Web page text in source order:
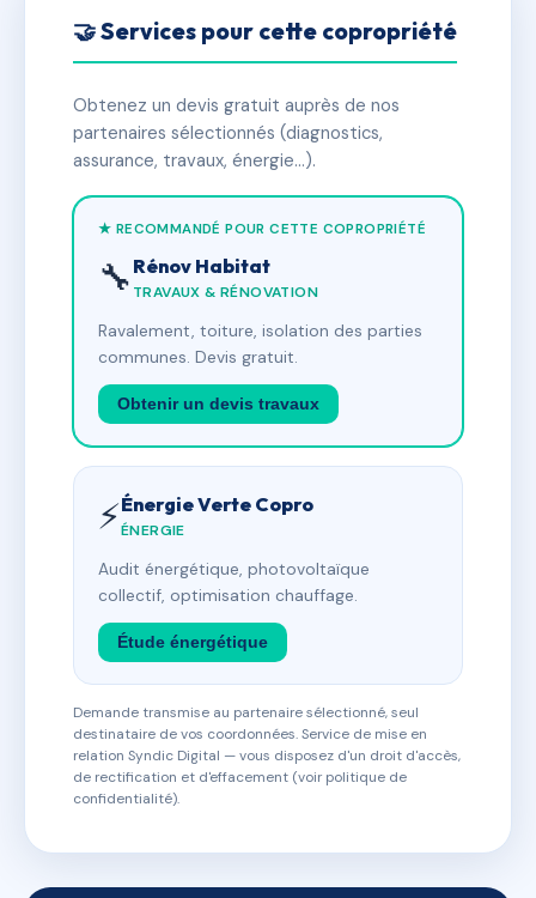
🤝 Services pour cette copropriété
Obtenez un devis gratuit auprès de nos
partenaires sélectionnés (diagnostics,
assurance, travaux, énergie…).
★ RECOMMANDÉ POUR CETTE COPROPRIÉTÉ
🔧 Rénov Habitat
TRAVAUX & RÉNOVATION
Ravalement, toiture, isolation des parties
communes. Devis gratuit.
Obtenir un devis travaux
⚡Énergie Verte Copro
ÉNERGIE
Audit énergétique, photovoltaïque
collectif, optimisation chauffage.
Étude énergétique
Demande transmise au partenaire sélectionné, seul
destinataire de vos coordonnées. Service de mise en
relation Syndic Digital — vous disposez d'un droit d'accès,
de rectification et d'effacement (voir politique de
confidentialité).